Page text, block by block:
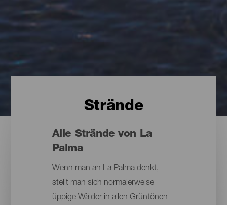
Strände
Alle Strände von La
Palma
Wenn man an La Palma denkt,
stellt man sich normalerweise
üppige Wälder in allen Grüntönen